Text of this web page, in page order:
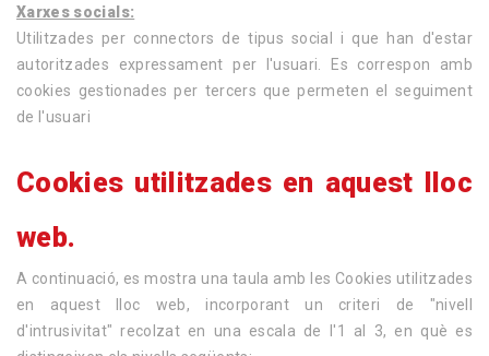
Xarxes socials:
Utilitzades per connectors de tipus social i que han d'estar
autoritzades expressament per l'usuari. Es correspon amb
cookies gestionades per tercers que permeten el seguiment
de l'usuari
Cookies utilitzades en aquest lloc
web.
A continuació, es mostra una taula amb les Cookies utilitzades
en aquest lloc web, incorporant un criteri de "nivell
d'intrusivitat" recolzat en una escala de l'1 al 3, en què es